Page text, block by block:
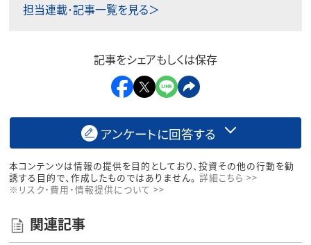
担当連載･記事一覧を見る＞
記事をシェアもしくは保存
アンケートに回答する
本コンテンツは情報の提供を目的としており、投資その他の行動を勧
誘する目的で、作成したものではありません。 詳細こちら >>
※リスク・費用・情報提供について >>
関連記事